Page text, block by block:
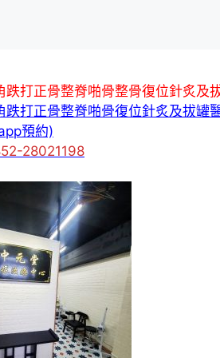
跌打正骨整脊啪骨整骨復位針炙及
跌打正骨整脊啪骨復位針炙及拔罐
預約)
28021198